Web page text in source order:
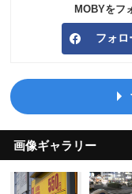
MOBYをフ
フォロ
画像ギャラリー